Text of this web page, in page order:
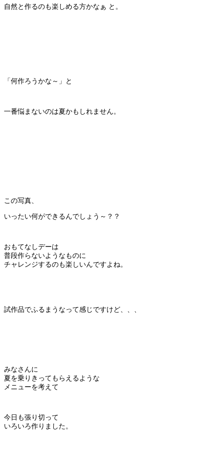
自然と作るのも楽しめる方かなぁ と。
「何作ろうかな～」と
一番悩まないのは夏かもしれません。
この写真、
いったい何ができるんでしょう～？？
おもてなしデーは
普段作らないようなものに
チャレンジするのも楽しいんですよね。
試作品でふるまうなって感じですけど、、、
みなさんに
夏を乗りきってもらえるような
メニューを考えて
今日も張り切って
いろいろ作りました。